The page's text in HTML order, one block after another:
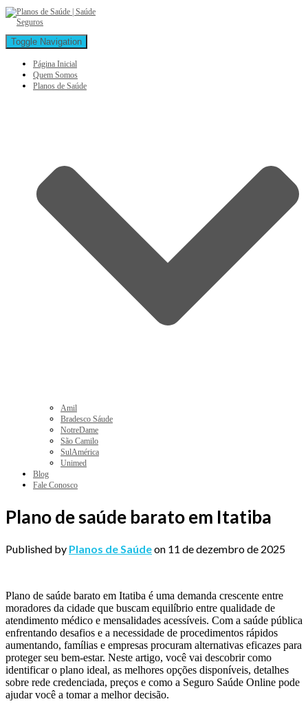
Toggle Navigation
Página Inicial
Quem Somos
Planos de Saúde
Amil
Bradesco Sáude
NotreDame
São Camilo
SulAmérica
Unimed
Blog
Fale Conosco
Plano de saúde barato em Itatiba
Published by Planos de Saúdeon 11 de dezembro de 2025
Plano de saúde barato em Itatiba é uma demanda crescente entre
moradores da cidade que buscam equilíbrio entre qualidade de
atendimento médico e mensalidades acessíveis. Com a saúde pública
enfrentando desafios e a necessidade de procedimentos rápidos
aumentando, famílias e empresas procuram alternativas eficazes para
proteger seu bem-estar. Neste artigo, você vai descobrir como
identificar o plano ideal, as melhores opções disponíveis, detalhes
sobre rede credenciada, preços e como a Seguro Saúde Online pode
ajudar você a tomar a melhor decisão.